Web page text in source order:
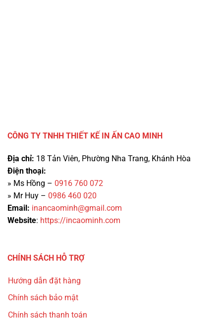
CÔNG TY TNHH THIẾT KẾ IN ẤN CAO MINH
Địa chỉ: 18 Tản Viên, Phường Nha Trang, Khánh Hòa
Điện thoại:
» Ms Hồng – 0916 760 072
» Mr Huy – 0986 460 020
Email: inancaominh@gmail.com
Website: https://incaominh.com
CHÍNH SÁCH HỖ TRỢ
Hướng dẫn đặt hàng
Chính sách bảo mật
Chính sách thanh toán